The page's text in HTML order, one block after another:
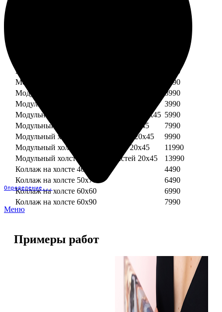
Определение...
Меню
Модульный холст из трех частей 30х40
7490
Модульный холст из двух частей 40х40
5990
Модульный холст из трех частей 40х40
8990
Модульный холст из трех частей 20х45
3990
Модульный холст из четырех частей 20х45 5990
Модульный холст из пяти частей 20х45
7990
Модульный холст из шести частей 20х45
9990
Модульный холст из семи частей 20х45
11990
Модульный холст из восьми частей 20х45
13990
Коллаж на холсте 40х40
4490
Коллаж на холсте 50х70
6490
Коллаж на холсте 60х60
6990
Коллаж на холсте 60х90
7990
Примеры работ